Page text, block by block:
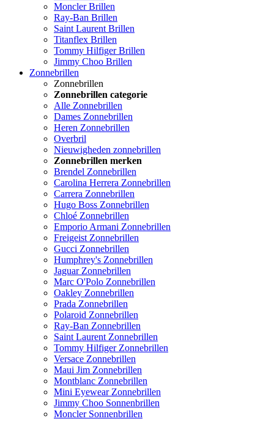
Moncler Brillen
Ray-Ban Brillen
Saint Laurent Brillen
Titanflex Brillen
Tommy Hilfiger Brillen
Jimmy Choo Brillen
Zonnebrillen
Zonnebrillen
Zonnebrillen categorie
Alle Zonnebrillen
Dames Zonnebrillen
Heren Zonnebrillen
Overbril
Nieuwigheden zonnebrillen
Zonnebrillen merken
Brendel Zonnebrillen
Carolina Herrera Zonnebrillen
Carrera Zonnebrillen
Hugo Boss Zonnebrillen
Chloé Zonnebrillen
Emporio Armani Zonnebrillen
Freigeist Zonnebrillen
Gucci Zonnebrillen
Humphrey's Zonnebrillen
Jaguar Zonnebrillen
Marc O'Polo Zonnebrillen
Oakley Zonnebrillen
Prada Zonnebrillen
Polaroid Zonnebrillen
Ray-Ban Zonnebrillen
Saint Laurent Zonnebrillen
Tommy Hilfiger Zonnebrillen
Versace Zonnebrillen
Maui Jim Zonnebrillen
Montblanc Zonnebrillen
Mini Eyewear Zonnebrillen
Jimmy Choo Sonnenbrillen
Moncler Sonnenbrillen